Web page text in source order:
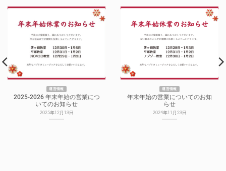
運営情報
2025-2026 年末年始の営業につ
いてのお知らせ
2025年12月13日
運営情報
年末年始の営業についてのお知
らせ
2024年11月23日